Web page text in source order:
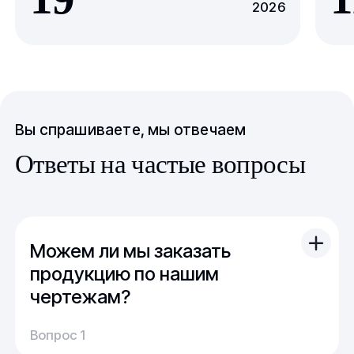
2026
Вы спрашиваете, мы отвечаем
Ответы на частые вопросы
Можем ли мы заказать
продукцию по нашим
чертежам?
Вы можете отправить свой чертеж/проект
(в т.ч. примерный) с техническим заданием.
Вопрос 1